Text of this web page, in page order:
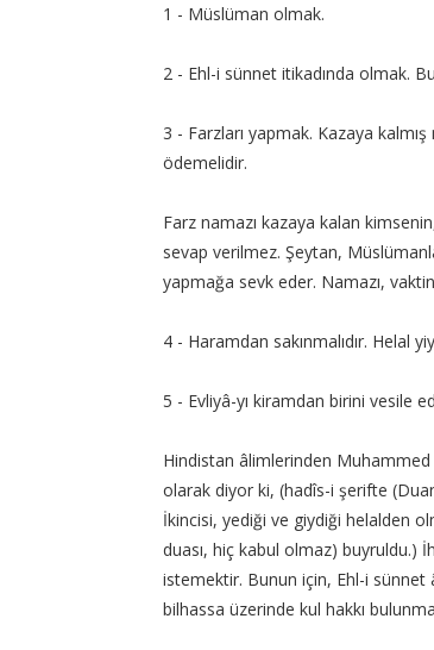
1 - Müslüman olmak.
2 - Ehl-i sünnet itikadında olmak.
3 - Farzları yapmak. Kazaya
ödemelidir.
Farz namazı kazaya kalan
sevap verilmez. Şeytan,
yapmağa sevk eder. Namazı,
4 - Haramdan sakınmalıdır. Helal
5 - Evliyâ-yı kiramdan birini vesile
Hindistan âlimlerinden Muhammed
olarak diyor ki, (hadîs-i şerifte
İkincisi, yediği ve giydiği helalden
duası, hiç kabul olmaz) buyruldu.)
istemektir. Bunun için, Ehl-i
bilhassa üzerinde kul hakkı